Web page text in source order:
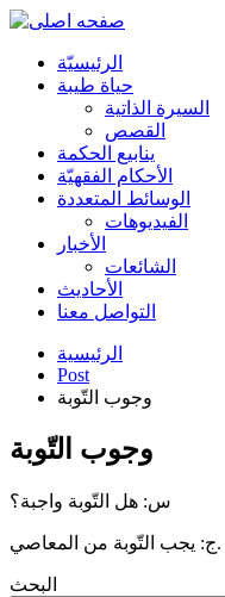
الرئیسیّة
حياة طيبة
السيرة الذاتية
القصص
ينابيع الحكمة
الأحکام الفقهیّة
الوسائط المتعددة
الفیدیوهات
الأخبار
الشائعات
الأحادیث
التواصل معنا
الرئيسية
Post
وجوب التّوبة
وجوب التّوبة
س: هل التّوبة واجبة؟
ج: يجب التّوبة من المعاصي.
البحث